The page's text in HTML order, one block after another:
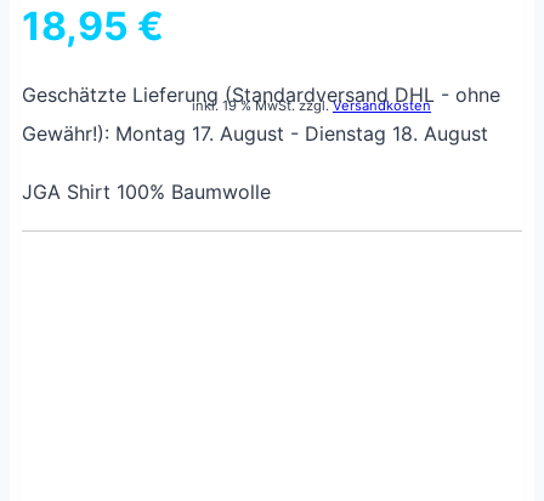
18,95 €
Geschätzte Lieferung (Standardversand DHL - ohne
Gewähr!): Montag 17. August - Dienstag 18. August
inkl. 19 % MwSt. zzgl.Versandkosten
JGA Shirt 100% Baumwolle